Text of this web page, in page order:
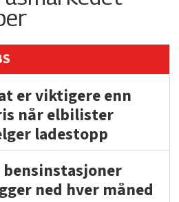
er viktigere enn
når elbilister
ladestopp
bensinstasjoner
ned hver måned